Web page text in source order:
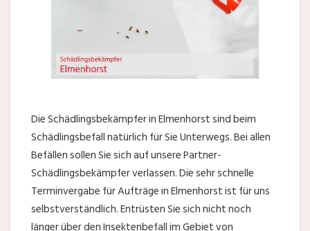
Die Schädlingsbekämpfer in Elmenhorst sind beim
Schädlingsbefall natürlich für Sie Unterwegs. Bei allen
Befällen sollen Sie sich auf unsere Partner-
Schädlingsbekämpfer verlassen. Die sehr schnelle
Terminvergabe für Aufträge in Elmenhorst ist für uns
selbstverständlich. Entrüsten Sie sich nicht noch
länger über den Insektenbefall im Gebiet von